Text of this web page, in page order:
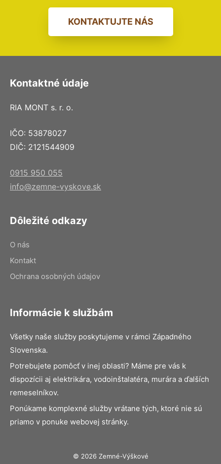
KONTAKTUJTE NÁS
Kontaktné údaje
RIA MONT s. r. o.
IČO: 53878027
DIČ: 2121544909
0915 950 055
info@zemne-vyskove.sk
Dôležité odkazy
O nás
Kontakt
Ochrana osobných údajov
Informácie k službám
Všetky naše služby poskytujeme v rámci Západného
Slovenska.
Potrebujete pomôcť v inej oblasti? Máme pre vás k
dispozícii aj elektrikára, vodoinštalatéra, murára a ďalších
remeselníkov.
Ponúkame komplexné služby vrátane tých, ktoré nie sú
priamo v ponuke webovej stránky.
© 2026 Zemné-Výškové